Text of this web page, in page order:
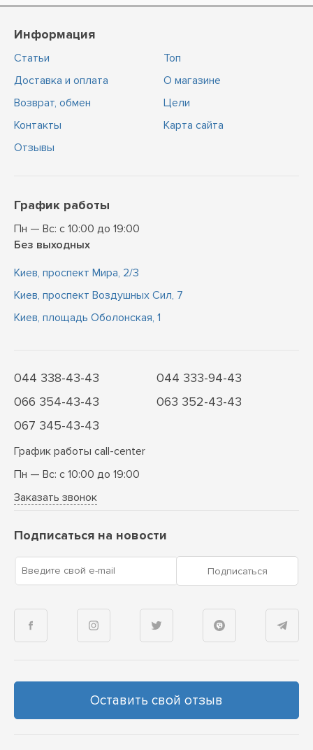
Информация
Статьи
Доставка и оплата
Возврат, обмен
Контакты
Отзывы
Топ
О магазине
Цели
Карта сайта
График работы
Пн — Вс: с 10:00 до 19:00
Без выходных
Киев, проспект Мира, 2/3
Киев, проспект Воздушных Сил, 7
Киев, площадь Оболонская, 1
044 338-43-43
044 333-94-43
066 354-43-43
063 352-43-43
067 345-43-43
График работы call-center
Пн — Вс: с 10:00 до 19:00
Заказать звонок
Подписаться на новости
Введите свой e-mail Подписаться
Оставить свой отзыв